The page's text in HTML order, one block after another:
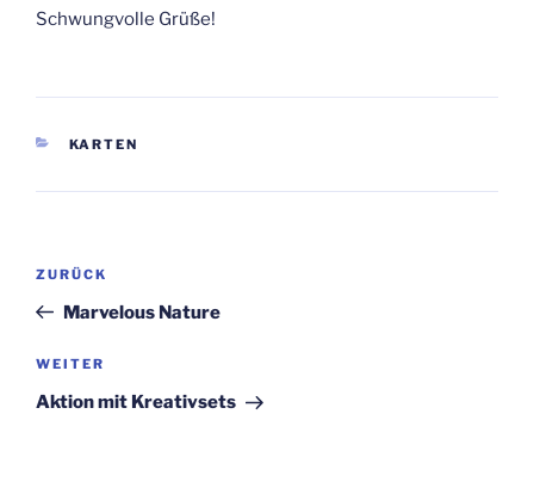
Schwungvolle Grüße!
KATEGORIEN
KARTEN
Beitragsnavigation
Vorheriger
Beitrag
ZURÜCK
Marvelous Nature
Nächster
Beitrag
WEITER
Aktion mit Kreativsets